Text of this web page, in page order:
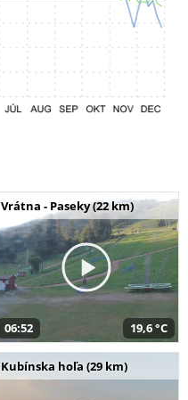
Vrátna - Paseky (22 km)
06:52 19,6 °C
Kubínska hoľa (29 km)